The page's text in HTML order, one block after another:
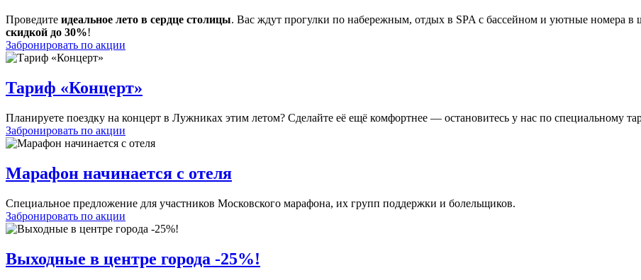
Проведите идеальное лето в сердце столицы. Вас ждут прогулки по набережным, отдых в SPA с бассейном и уютные номера в
скидкой до 30%!
Забронировать по акции
Тариф «Концерт»
Планируете поездку на концерт в Лужниках этим летом? Сделайте её ещё комфортнее — остановитесь у нас по специальному
Забронировать по акции
Марафон начинается с отеля
Специальное предложение для участников Московского марафона, их групп поддержки и болельщиков.
Забронировать по акции
Выходные в центре города -25%!